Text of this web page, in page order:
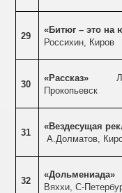
29
«Битюг – это на
Россихин, Киров
30
«Рассказ»
Прокопьевск
31
«Вездесущая
А.Долматов,
32
«Дольмениада»
Вяххи, С-